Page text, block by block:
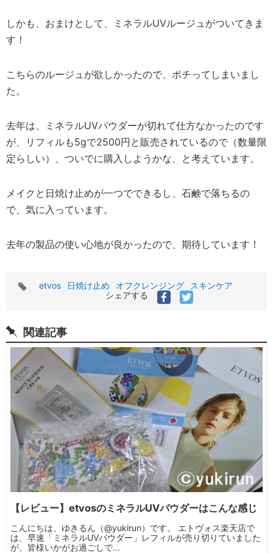
しかも、おまけとして、ミネラルUVルージュがついてきま
す！
こちらのルージュが欲しかったので、ポチってしまいまし
た。
去年は、ミネラルUVパウダーが切れて仕方なかったのです
が、リフィルも5gで2500円と販売されているので（数量限
定らしい）、ついでに購入しようかな、と考えています。
メイクと日焼け止めが一つでできるし、石鹸で落ちるの
で、気に入っています。
去年の製品の使い心地が良かったので、期待しています！
タ
etvos 日焼け止め オフクレンジング
スキンケア
シェアする
関連記事
【レビュー】etvosのミネラルUVパウダーはこんな感じ
こんにちは、ゆきるん（@yukirun）です。 エトヴォス楽天店で
は、早速「ミネラルUVパウダー」レフィルが売り切りていました
が、皆様いかがお過ごしで…